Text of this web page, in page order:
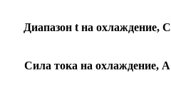
Диапазон t на охлаждение, С
Сила тока на охлаждение, А